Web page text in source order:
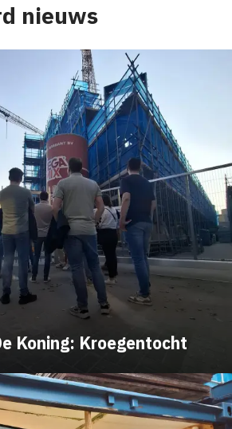
nieuws
Koning: Kroegentocht